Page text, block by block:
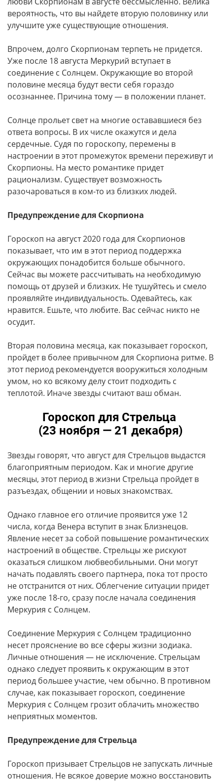
вероятность, что вы найдете вторую половинку или
улучшите уже существующие отношения.
Впрочем, долго Скорпионам терпеть не придется.
Уже после 18 августа Меркурий вступает в
соединение с Солнцем. Окружающие во второй
половине месяца будут вести себя гораздо
осознаннее. Причина тому — в положении планет.
Солнце прольет свет на многие остававшиеся без
ответа вопросы. В их числе окажутся и дела
сердечные. Судя по гороскопу, перемены в
настроении в этот промежуток времени переживут и
Скорпионы. На место романтике придет
рационализм. Существует возможность
разочароваться в ком-то из близких людей.
Предупреждение для Скорпиона
Гороскоп на август 2020 года для Скорпионов
показывает, что им в этот период поддержка
окружающих понадобится больше обычного.
Сейчас вы можете рассчитывать на необходимую
помощь от друзей и близких. Не тушуйтесь и смело
проявляйте индивидуальность. Одевайтесь, как
нравится. Ешьте, что любите. Вас сейчас никто не
осудит.
Вторая половина месяца, как показывает гороскоп,
пройдет в более привычном для Скорпиона ритме. В
этот период рекомендуется вооружиться холодным
умом, но ко всякому делу стоит подходить с
теплотой. Иначе звезды считают ваш обман.
Гороскоп для Стрельца
(23 ноября — 21 декабря)
Звезды говорят, что август для Стрельцов выдастся
благоприятным периодом. Как и многие другие
месяцы, этот период в жизни Стрельца пройдет в
разъездах, общении и новых знакомствах.
Однако главное его отличие проявится уже 12
числа, когда Венера вступит в знак Близнецов.
Явление несет за собой повышение романтических
настроений в обществе. Стрельцы же рискуют
оказаться слишком любвеобильными. Они могут
начать подавлять своего партнера, пока тот просто
не отстранится от них. Облегчение ситуации придет
уже после 18-го, сразу после начала соединения
Меркурия с Солнцем.
Соединение Меркурия с Солнцем традиционно
несет прояснение во все сферы жизни зодиака.
Личные отношения — не исключение. Стрельцам
однако следует проявить к окружающим в этот
период большее участие, чем обычно. В противном
случае, как показывает гороскоп, соединение
Меркурия с Солнцем грозит облачить множество
неприятных моментов.
Предупреждение для Стрельца
Гороскоп призывает Стрельцов не запускать личные
отношения. Не всякое доверие можно восстановить